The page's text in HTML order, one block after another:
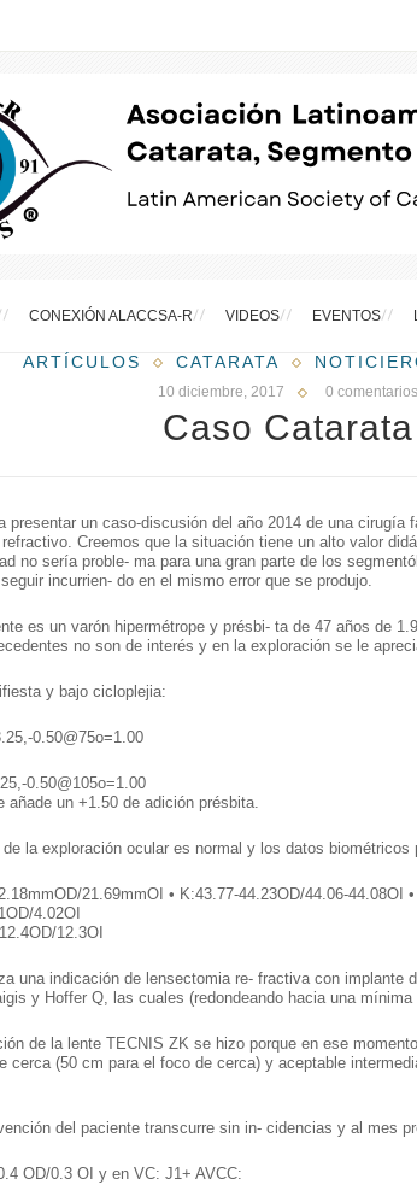
CONEXIÓN ALACCSA-R VIDEOS EVENTOS
ARTÍCULOS CATARATA
10 diciembre, 2017 0 comentarios
Caso Catarata
presentar un caso-discusión del año 2014 de una
refractivo. Creemos que la situación tiene un alto valor
no sería proble- ma para una gran parte de los
incurrien- do en el mismo error que se produjo.
es un varón hipermétrope y présbi- ta de 47 años de
no son de interés y en la exploración se le
y bajo cicloplejia:
0.50@75o=1.00
0.50@105o=1.00
añade un +1.50 de adición présbita.
de la exploración ocular es normal y los datos biométricos
21.69mmOI • K:43.77-44.23OD/44.06-44.08OI
4.02OI
12.3OI
una indicación de lensectomia re- fractiva con
y Hoffer Q, las cuales (redondeando hacia una
de la lente TECNIS ZK se hizo porque en ese
cerca (50 cm para el foco de cerca) y aceptable
del paciente transcurre sin in- cidencias y al mes
OD/0.3 OI y en VC: J1+ AVCC: